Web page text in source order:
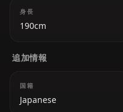
身長
190cm
追加情報
国籍
Japanese